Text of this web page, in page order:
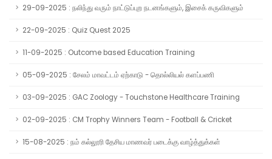
29-09-2025 : நலிந்து வரும் நாட்டுப்புற நடனங்களும், இசைக் கருவிகளும்
22-09-2025 : Quiz Quest 2025
11-09-2025 : Outcome based Education Training
05-09-2025 : சேலம் மாவட்டம் ஏற்காடு - தொல்லியல் களப்பணி
03-09-2025 : GAC Zoology - Touchstone Healthcare Training
02-09-2025 : CM Trophy Winners Team - Football & Cricket
15-08-2025 : நம் கல்லூரி தேசிய மாணவர் படைக்கு வாழ்த்துக்கள்